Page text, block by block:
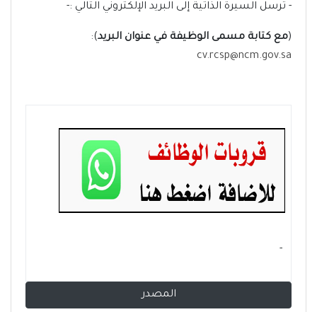
- ترسل السيرة الذاتية إلى البريد الإلكتروني التالي :-
(مع كتابة مسمى الوظيفة في عنوان البريد):
cv.rcsp@ncm.gov.sa
- ‏
المصدر